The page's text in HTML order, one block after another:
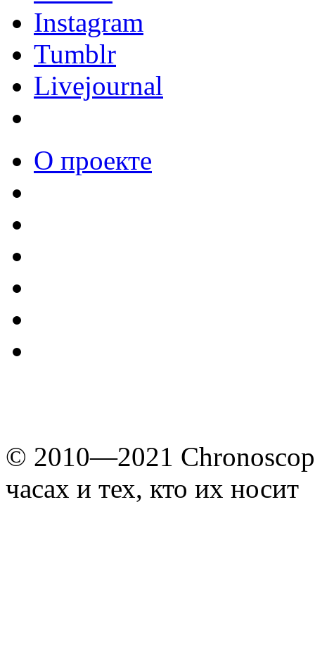
Instagram
Tumblr
Livejournal
О проекте
© 2010—2021
часах и тех, кто их носит